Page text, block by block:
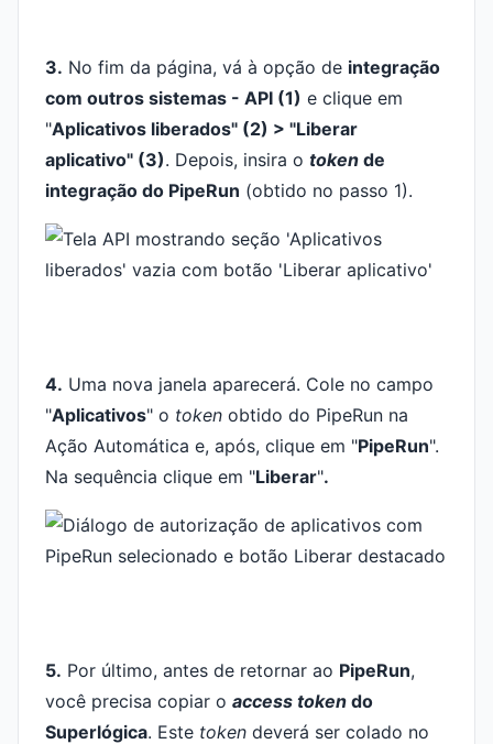
3. No fim da página, vá à opção de integração
com outros sistemas - API (1) e clique em
"Aplicativos liberados" (2) > "Liberar
aplicativo" (3). Depois, insira o token de
integração do PipeRun (obtido no passo 1).
4. Uma nova janela aparecerá. Cole no campo
"Aplicativos" o token obtido do PipeRun na
Ação Automática e, após, clique em "PipeRun".
Na sequência clique em "Liberar".
5. Por último, antes de retornar ao PipeRun,
você precisa copiar o access token do
Superlógica. Este token deverá ser colado no